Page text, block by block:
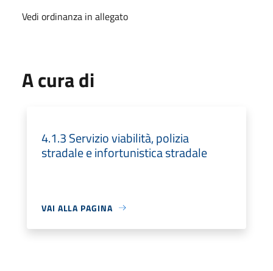
Vedi ordinanza in allegato
A cura di
4.1.3 Servizio viabilità, polizia
stradale e infortunistica stradale
VAI ALLA PAGINA